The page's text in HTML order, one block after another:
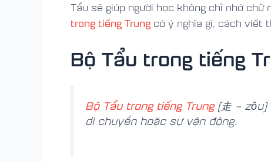
Tẩu sẽ giúp người học không chỉ nhớ
trong tiếng Trung có ý nghĩa gì, cách viết
Bộ Tẩu trong tiếng
Bộ Tẩu trong tiếng Trung(走 – zǒu)
di chuyển hoặc sự vận động.